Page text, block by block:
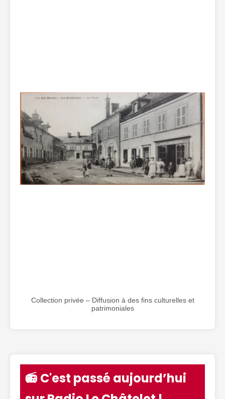
Collection privée – Diffusion à des fins culturelles et
patrimoniales
📻 C'est passé aujourd’hui